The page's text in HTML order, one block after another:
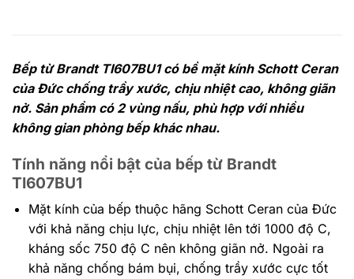
Bếp từ Brandt TI607BU1 có bề mặt kính Schott Ceran
của Đức chống trầy xước, chịu nhiệt cao, không giãn
nở. Sản phẩm có 2 vùng nấu, phù hợp với nhiều
không gian phòng bếp khác nhau.
Tính năng nổi bật của bếp từ Brandt
TI607BU1
Mặt kính của bếp thuộc hãng Schott Ceran của Đức
với khả năng chịu lực, chịu nhiệt lên tới 1000 độ C,
kháng sốc 750 độ C nên không giãn nở. Ngoài ra
khả năng chống bám bụi, chống trầy xước cực tốt